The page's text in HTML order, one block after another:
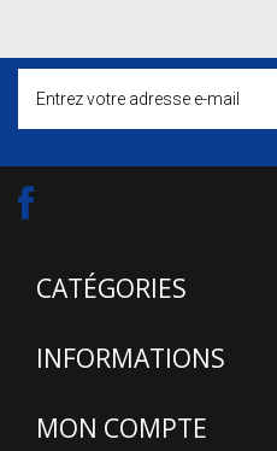
CATÉGORIES
INFORMATIONS
MON COMPTE